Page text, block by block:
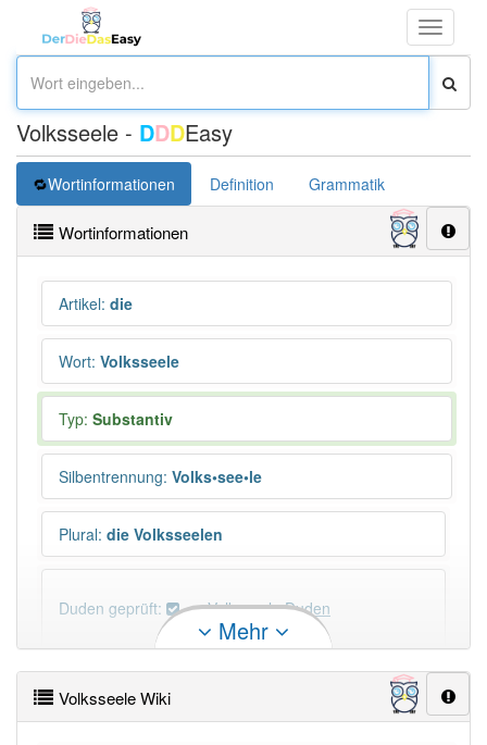
Toggle
Volksseele - DDDEasy
Wortinformationen Definition Grammatik
Wortinformationen
Artikel: die
Wort: Volksseele
Typ: Substantiv
Silbentrennung: Volks•see•le
Plural: die Volksseelen
Duden geprüft: Volksseele Duden
PowerIndex:5
Mehr
Volksseele Wiki